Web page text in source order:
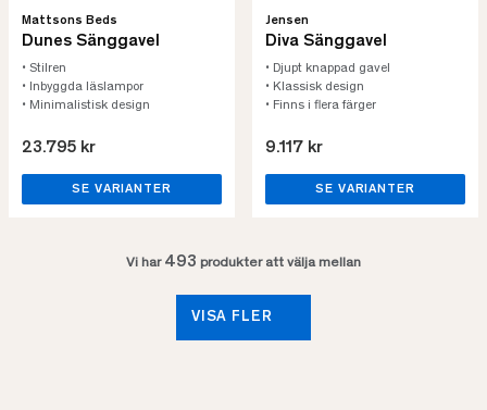
Mattsons Beds
Dunes Sänggavel
• Stilren
• Inbyggda läslampor
• Minimalistisk design
23.795 kr
SE VARIANTER
Jensen
Diva Sänggavel
• Djupt knappad gavel
• Klassisk design
• Finns i flera färger
9.117 kr
SE VARIANTER
Vi har 493 produkter att välja mellan
VISA FLER